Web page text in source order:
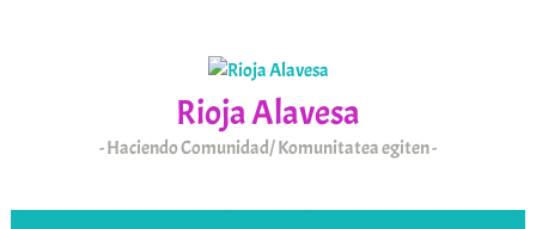
Rioja Alavesa
Haciendo Comunidad/ Komunitatea egiten